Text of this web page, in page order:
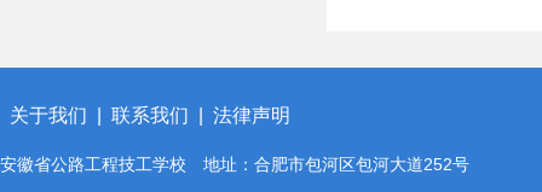
关于我们 联系我们 法律声明
安徽省公路工程技工学校 地址：合肥市包河区包河大道252号